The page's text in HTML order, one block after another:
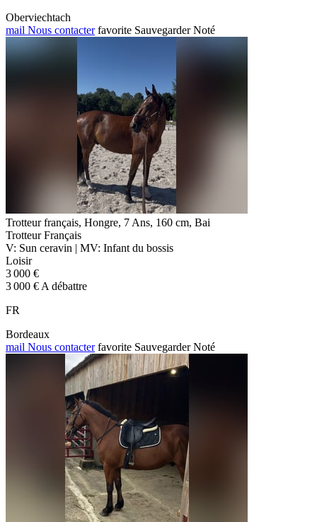
Oberviechtach
mail Nous contacter favorite Sauvegarder Noté
Trotteur français, Hongre, 7 Ans, 160 cm, Bai
Trotteur Français
V: Sun ceravin | MV: Infant du bossis
Loisir
3 000 €
3 000 € A débattre
FR
Bordeaux
mail Nous contacter favorite Sauvegarder Noté